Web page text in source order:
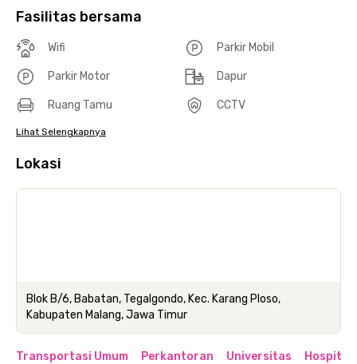
Fasilitas bersama
Wifi Parkir Mobil
Parkir Motor Dapur
Ruang Tamu CCTV
Lihat Selengkapnya
Lokasi
Blok B/6, Babatan, Tegalgondo, Kec. Karang Ploso,
Kabupaten Malang, Jawa Timur
Transportasi Umum Perkantoran Universitas Hospital